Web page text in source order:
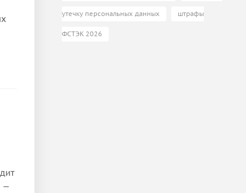
—
утечку персональных данных штрафы
ФСТЭК 2026